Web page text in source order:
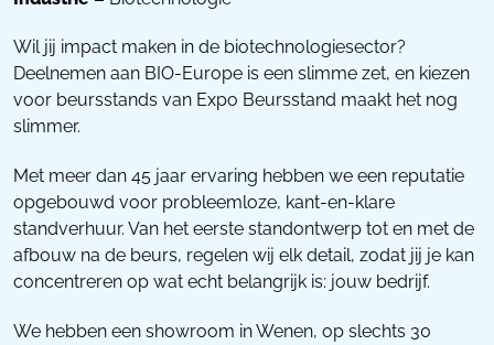
Wil jij impact maken in de biotechnologiesector?
Deelnemen aan BIO-Europe is een slimme zet, en kiezen
voor beursstands van Expo Beursstand maakt het nog
slimmer.
Met meer dan 45 jaar ervaring hebben we een reputatie
opgebouwd voor probleemloze, kant-en-klare
standverhuur. Van het eerste standontwerp tot en met de
afbouw na de beurs, regelen wij elk detail, zodat jij je kan
concentreren op wat echt belangrijk is: jouw bedrijf.
We hebben een showroom in Wenen, op slechts 30